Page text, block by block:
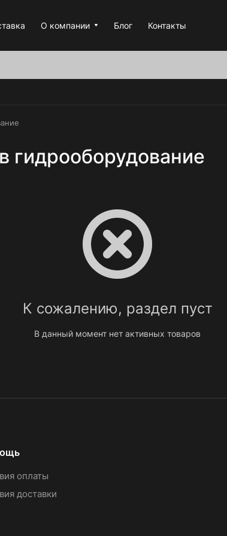
О компании Блог Контакты
гидрооборудование
К сожалению, раздел пуст
В данный момент нет активных товаров
оплаты
доставки